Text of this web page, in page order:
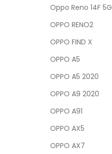
Oppo Reno 14F 5G
OPPO RENO2
OPPO FIND X
OPPO A5
OPPO A5 2020
OPPO A9 2020
OPPO A91
OPPO AX5
OPPO AX7